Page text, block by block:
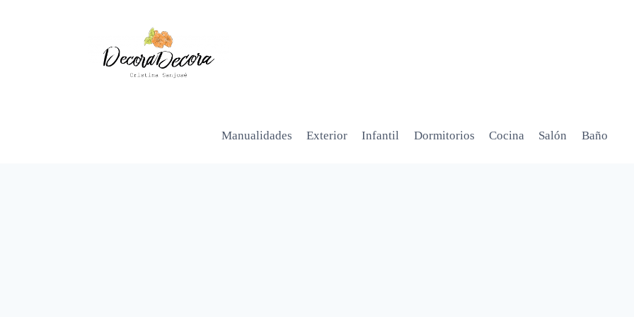
Manualidades Exterior Infantil Dormitorios Cocina Salón Baño